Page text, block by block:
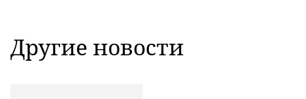
Другие новости